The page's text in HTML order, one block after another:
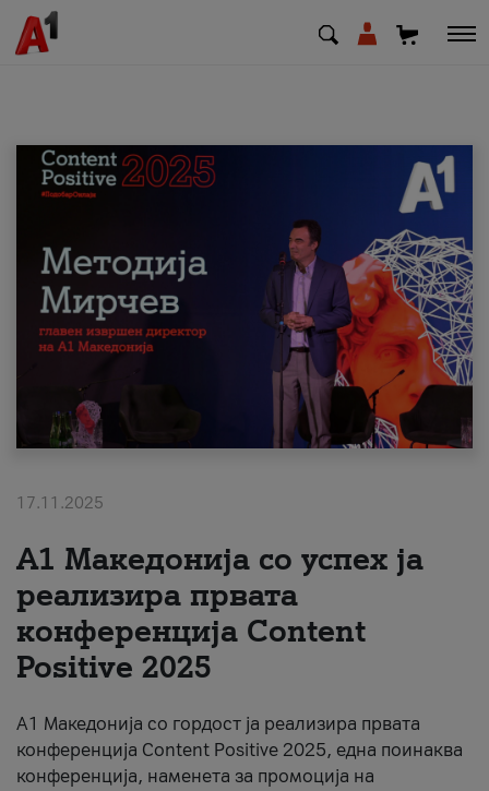
МК EN
Приватни Деловни
Поддршка
Надополни кредит
#ПодобарОнлајн
17.11.2025
А1 Македонија со успех ја
реализира првата
конференција Content
Positive 2025
А1 Македонија со гордост ја реализира првата
конференција Content Positive 2025, една поинаква
конференција, наменета за промоција на